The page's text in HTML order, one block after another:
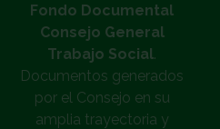
Fondo Documental
Consejo General
Trabajo Social.
Documentos generados
por el Consejo en su
amplia trayectoria y